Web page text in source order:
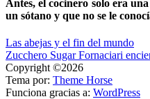
Antes, el cocinero solo era
un sótano y que no se le
Navegación
de
entradas
Las abejas y el fin del mundo
Zucchero Sugar Fornaciari
Copyright ©2026
Tema por: Theme Horse
Funciona gracias a: WordPress